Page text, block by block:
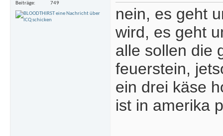
Beiträge
749
nein, es geht
wird, es geht
alle sollen die
feuerstein,
ein drei käse
ist in amerika